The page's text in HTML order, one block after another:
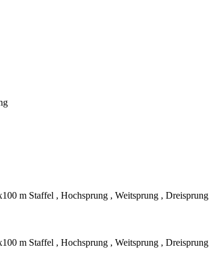
m Staffel , Hochsprung , Weitsprung , Dreisprung
m Staffel , Hochsprung , Weitsprung , Dreisprung